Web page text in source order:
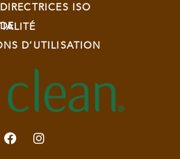
ISO
D’UTILISATION